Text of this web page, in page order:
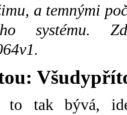
a temnými
to tak bývá,